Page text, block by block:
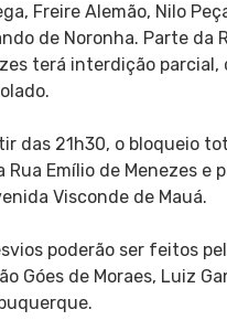
Freire Alemão, Nilo
de Noronha. Parte da
terá interdição parcial,
das 21h30, o bloqueio
Rua Emílio de Menezes e
Visconde de Mauá.
poderão ser feitos
Góes de Moraes, Luiz